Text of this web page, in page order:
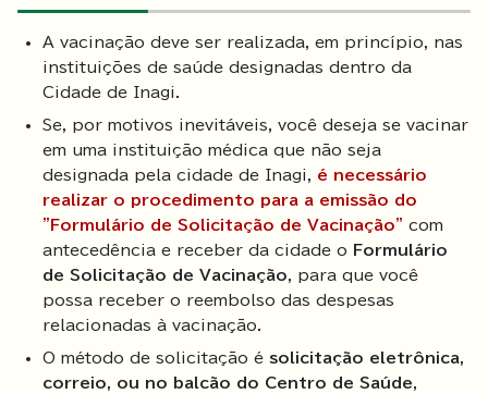
A vacinação deve ser realizada, em princípio, nas
instituições de saúde designadas dentro da
Cidade de Inagi.
Se, por motivos inevitáveis, você deseja se vacinar
em uma instituição médica que não seja
designada pela cidade de Inagi, é necessário
realizar o procedimento para a emissão do
"Formulário de Solicitação de Vacinação" com
antecedência e receber da cidade o
Formulário
de Solicitação de Vacinação, para que você
possa receber o reembolso das despesas
relacionadas à vacinação.
O método de solicitação é solicitação eletrônica,
correio, ou no balcão do Centro de Saúde,